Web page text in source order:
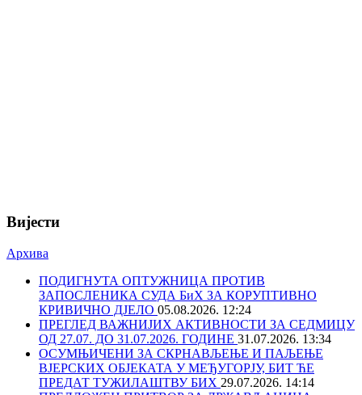
Вијести
Архива
ПОДИГНУТА ОПТУЖНИЦА ПРОТИВ
ЗАПОСЛЕНИКА СУДА БиХ ЗА КОРУПТИВНО
КРИВИЧНО ДЈЕЛО 05.08.2026. 12:24
ПРЕГЛЕД ВАЖНИЈИХ АКТИВНОСТИ ЗА СЕДМИЦУ
ОД 27.07. ДО 31.07.2026. ГОДИНЕ 31.07.2026. 13:34
ОСУМЊИЧЕНИ ЗА СКРНАВЉЕЊЕ И ПАЉЕЊЕ
ВЈЕРСКИХ ОБЈЕКАТА У МЕЂУГОРЈУ, БИТ ЋЕ
ПРЕДАТ ТУЖИЛАШТВУ БИХ 29.07.2026. 14:14